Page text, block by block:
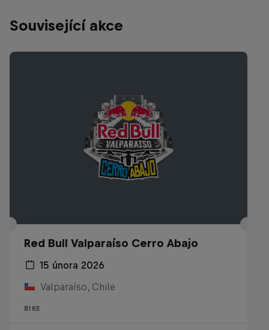
Související akce
Red Bull Valparaíso Cerro Abajo
15 února 2026
Valparaíso, Chile
BIKE